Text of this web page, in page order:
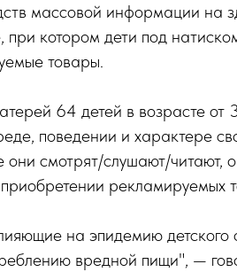
массовой информации на
при котором дети под
товары.
64 детей в возрасте от
поведении и характере
смотрят/слушают/читают,
рекламируемых
на эпидемию детского
вредной пищи", —